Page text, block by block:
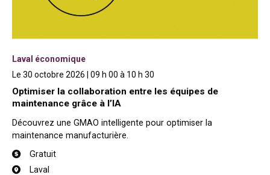
Laval économique
Le 30 octobre 2026 | 09 h 00 à 10 h 30
Optimiser la collaboration entre les équipes de
maintenance grâce à l’IA
Découvrez une GMAO intelligente pour optimiser la
maintenance manufacturière.
Gratuit
Laval